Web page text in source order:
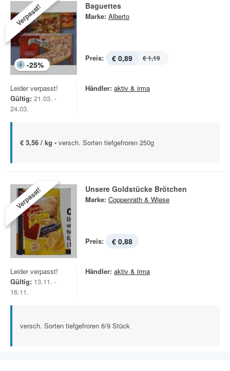
Verpasst!
-25%
Baguettes
Marke: Alberto
Preis: € 0,89 € 1,19
Leider verpasst!
Gültig: 21.03. -
24.03.
Händler: aktiv & irma
€ 3,56 / kg - versch. Sorten tiefgefroren 250g
Verpasst! Unsere Goldstücke Brötchen
Marke: Coppenrath & Wiese
Preis: € 0,88
Leider verpasst!
Gültig: 13.11. -
16.11.
Händler: aktiv & irma
versch. Sorten tiefgefroren 6/9 Stück